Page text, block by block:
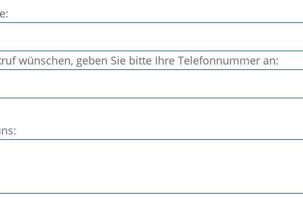
wünschen, geben Sie bitte Ihre Telefonnummer an: